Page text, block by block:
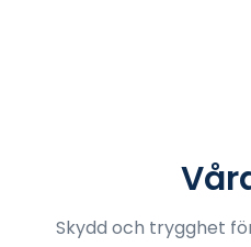
Skydd och trygghet